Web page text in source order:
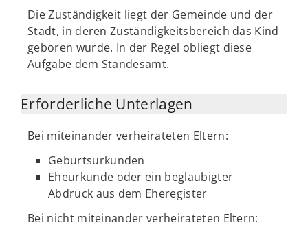
Die Zuständigkeit liegt der Gemeinde und der
Stadt, in deren Zuständigkeitsbereich das Kind
geboren wurde. In der Regel obliegt diese
Aufgabe dem Standesamt.
Erforderliche Unterlagen
Bei miteinander verheirateten Eltern:
Geburtsurkunden
Eheurkunde oder ein beglaubigter
Abdruck aus dem Eheregister
Bei nicht miteinander verheirateten Eltern: